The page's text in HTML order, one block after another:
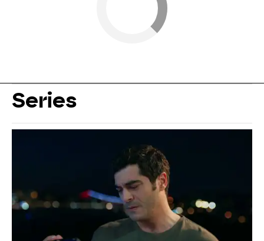
Series